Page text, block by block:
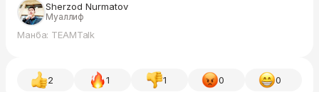
Sherzod Nurmatov
Муаллиф
Манба: TEAMTalk
2 1 1 0 0